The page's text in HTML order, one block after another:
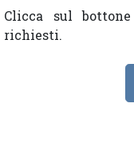
Clicca sul bottone
richiesti.